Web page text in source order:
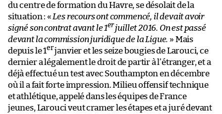
du centre de formation du Havre, se désolait de la
situation : « Les recours ont commencé, il devait avoir
signé son contrat avant le 1er juillet 2016. On est passé
devant la commission juridique de la Ligue. » Mais
depuis le 1erjanvier et les seize bougies de Larouci, ce
dernier a légalement le droit de partir à l’étranger, et a
déjà effectué un test avec Southampton en décembre
où il a fait forte impression. Milieu offensif technique
et athlétique, appelé dans les équipes de France
jeunes, Larouci veut cramer les étapes et a juré devant